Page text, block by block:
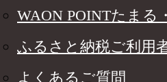
WAON POINTたまる
ふるさと納税ご利用
よくあるご質問